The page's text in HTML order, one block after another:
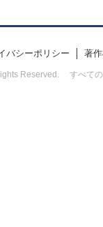
バシーポリシー 著
Reserved. すべて